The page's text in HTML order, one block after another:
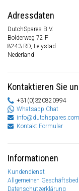
Adressdaten
DutchSpares B.V.
Bolderweg 72 F
8243 RD, Lelystad
Nederland
Kontaktieren Sie
+31(0)320820994
Whatsapp Chat
info@dutchspares.com
Kontakt Formular
Informationen
Kundendienst
Allgemeinen
Datenschutzerklärung